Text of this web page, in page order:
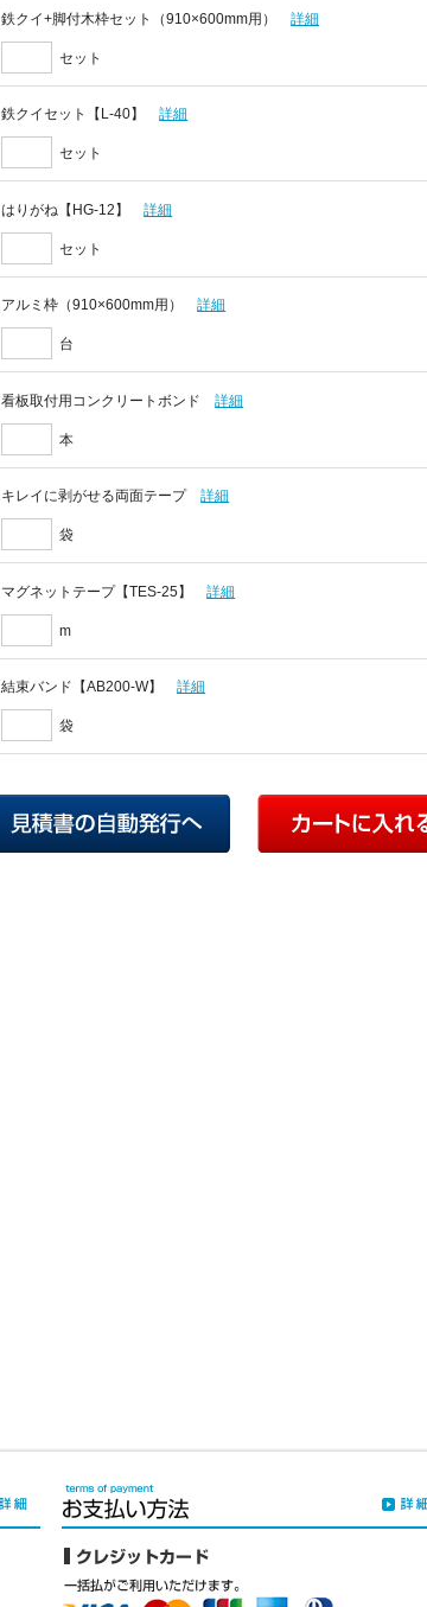
鉄クイ+脚付木枠セット（910×600mm用） 詳細
セット
鉄クイセット【L-40】 詳細
セット
はりがね【HG-12】 詳細
セット
アルミ枠（910×600mm用） 詳細
台
看板取付用コンクリートボンド 詳細
本
キレイに剥がせる両面テープ 詳細
袋
マグネットテープ【TES-25】 詳細
m
結束バンド【AB200-W】 詳細
袋